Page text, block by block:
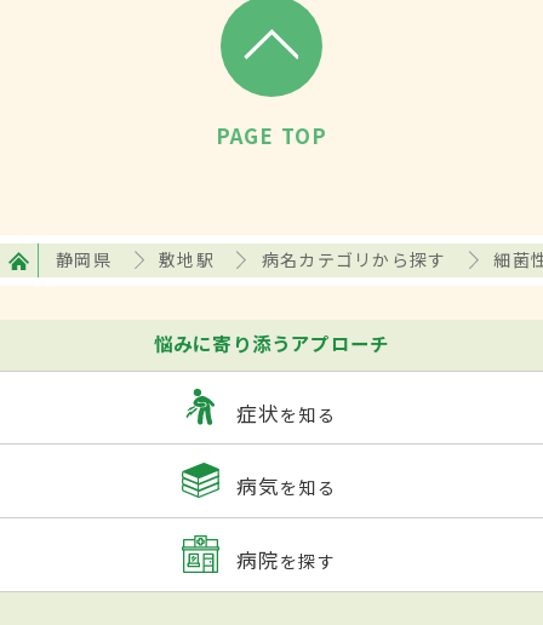
PAGE TOP
静岡県 敷地駅 病名カテゴリから探す 細菌
悩みに寄り添うアプローチ
症状を知る
病気を知る
病院を探す